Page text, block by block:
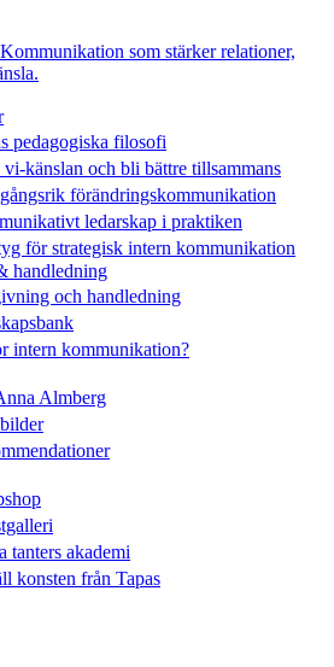
pedagogiska filosofi
vi-känslan och bli bättre tillsammans
förändringskommunikation
ledarskap i praktiken
för strategisk intern kommunikation
handledning
och handledning
intern kommunikation?
Almberg
tanters akademi
konsten från Tapas